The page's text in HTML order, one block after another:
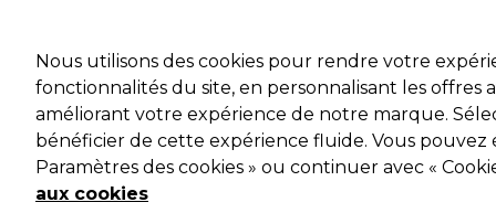
Marques
Bons plans Coiffure Electro et Matériel
Livraison et délais
Nous utilisons des cookies pour rendre votre
fonctionnalités du site, en personnalisant les offres
améliorant votre expérience de notre marque.
bénéficier de cette expérience fluide. Vous pouvez
Paramètres des cookies » ou continuer avec «
aux cookies